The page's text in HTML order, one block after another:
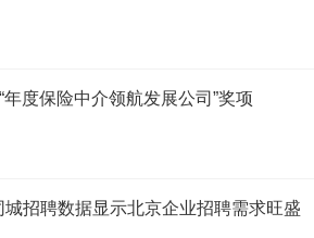
度保险中介领航发展公司”奖项
招聘数据显示北京企业招聘需求旺盛